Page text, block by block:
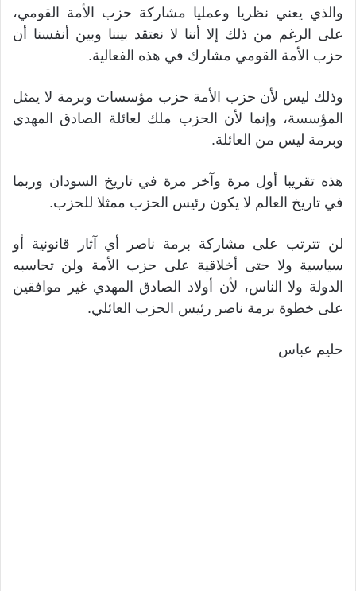
والذي يعني نظريا وعمليا مشاركة حزب الأمة القومي،
على الرغم من ذلك إلا أننا لا نعتقد بيننا وبين أنفسنا أن
حزب الأمة القومي مشارك في هذه الفعالية.
وذلك ليس لأن حزب الأمة حزب مؤسسات وبرمة لا يمثل
المؤسسة، وإنما لأن الحزب ملك لعائلة الصادق المهدي
وبرمة ليس من العائلة.
هذه تقريبا أول مرة وآخر مرة في تاريخ السودان وربما
في تاريخ العالم لا يكون رئيس الحزب ممثلا للحزب.
لن تترتب على مشاركة برمة ناصر أي آثار قانونية أو
سياسية ولا حتى أخلاقية على حزب الأمة ولن تحاسبه
الدولة ولا الناس، لأن أولاد الصادق المهدي غير موافقين
على خطوة برمة ناصر رئيس الحزب العائلي.
حليم عباس